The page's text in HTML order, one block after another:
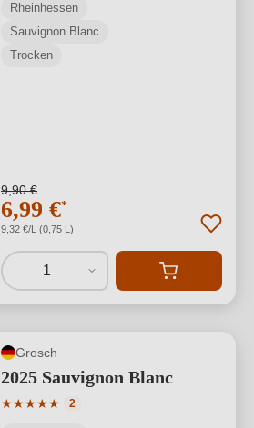
Rheinhessen
Sauvignon Blanc
Trocken
9,90 €
6,99 €*
9,32 €/L (0,75 L)
1
Grosch
2025 Sauvignon Blanc
★★★★★
Durchschnittliche Bewertung von 5
2